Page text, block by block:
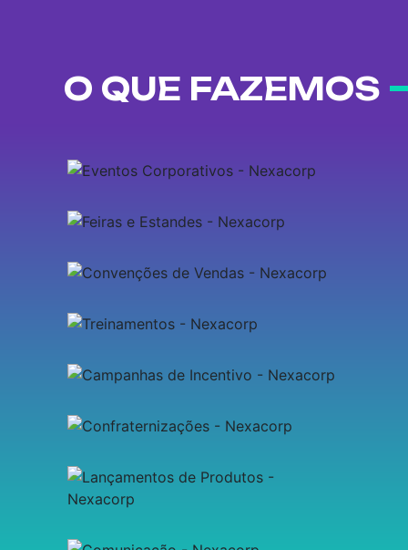
O QUE FAZEMOS